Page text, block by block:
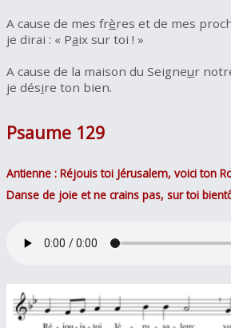
A cause de mes frères et de mes
je dirai : « Paix sur toi ! »
A cause de la maison du Seigneur
je désire ton bien.
Psaume 129
Antienne : Réjouis toi Jérusalem, voici ton
Danse de joie et ne crains pas, sur toi